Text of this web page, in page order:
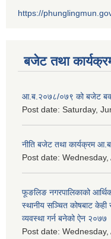
https://
बजेट तथा
आ.ब.२०७८/०७९ को बजेट
Post date: Saturday,
नीति बजेट तथा कार्यक्रम
Post date:
फूङलिङ नगरपालिकाको
स्थानीय सञ्चित कोषबाट केही
व्यवस्था गर्न बनेको ऐन २०७७
Post date: